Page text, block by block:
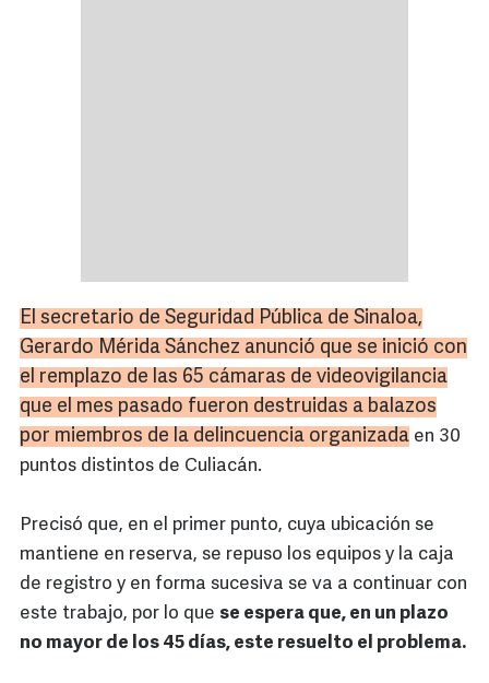
El secretario de Seguridad Pública de Sinaloa,
Gerardo Mérida Sánchez anunció que se inició con
el remplazo de las 65 cámaras de videovigilancia
que el mes pasado fueron destruidas a balazos
por miembros de la delincuencia organizada en 30
puntos distintos de Culiacán.
Precisó que, en el primer punto, cuya ubicación se
mantiene en reserva, se repuso los equipos y la caja
de registro y en forma sucesiva se va a continuar con
este trabajo, por lo que se espera que, en un plazo
no mayor de los 45 días, este resuelto el problema.